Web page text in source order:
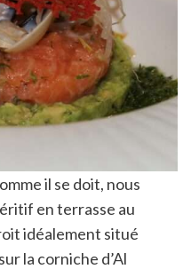
il se doit, nous
en terrasse au
idéalement situé
la corniche d’Al